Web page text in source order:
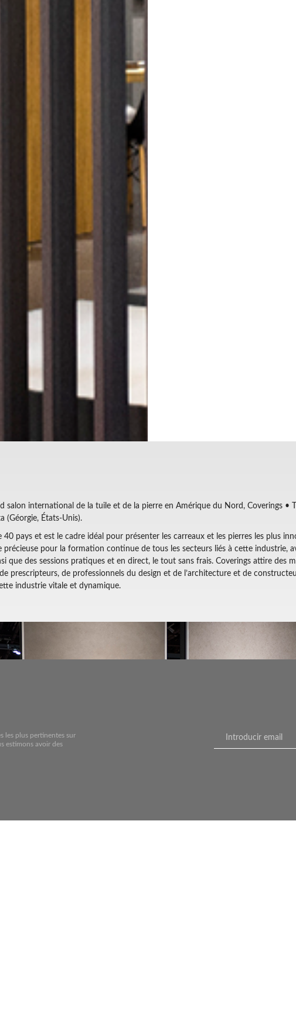
salon international de la tuile et de la pierre en Amérique du Nord, Coverings •
(Géorgie, États-Unis).
40 pays et est le cadre idéal pour présenter les carreaux et les pierres les plus
précieuse pour la formation continue de tous les secteurs liés à cette industrie,
que des sessions pratiques et en direct, le tout sans frais. Coverings attire des
prescripteurs, de professionnels du design et de l’architecture et de
industrie vitale et dynamique.
les plus pertinentes sur
estimons avoir des